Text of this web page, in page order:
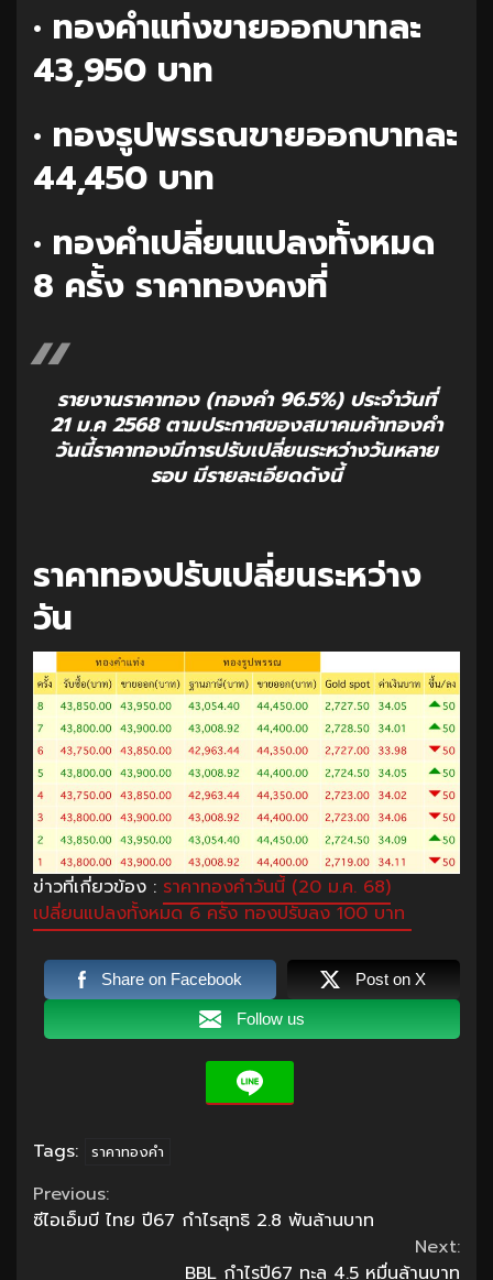
• ทองคำแท่งขายออกบาทละ
43,950 บาท
• ทองรูปพรรณขายออกบาทละ
44,450 บาท
• ทองคำเปลี่ยนแปลงทั้งหมด
8 ครั้ง ราคาทองคงที่
รายงานราคาทอง (ทองคำ 96.5%) ประจำวันที่
21 ม.ค 2568 ตามประกาศของสมาคมค้าทองคำ
วันนี้ราคาทองมีการปรับเปลี่ยนระหว่างวันหลาย
รอบ มีรายละเอียดดังนี้
ราคาทองปรับเปลี่ยนระหว่าง
วัน
ข่าวที่เกี่ยวข้อง : ราคาทองคำวันนี้ (20 ม.ค. 68)
เปลี่ยนแปลงทั้งหมด 6 ครั้ง ทองปรับลง 100 บาท
Share on Facebook Post on X
Follow us
Tags: ราคาทองคำ
Continue
Previous:
ซีไอเอ็มบี ไทย ปี67 กำไรสุทธิ 2.8 พันล้านบาท
Next:
BBL กำไรปี67 ทะลุ 4.5 หมื่นล้านบาท